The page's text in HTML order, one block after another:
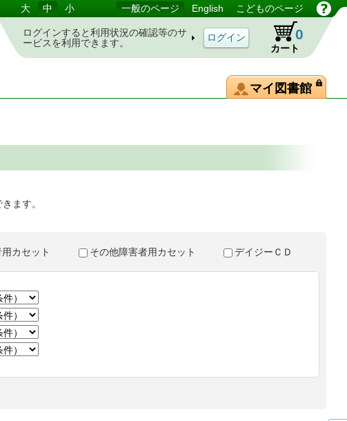
大 中 小 一般のページ English こどものページ
ログインすると利用状況の確認等のサ
ービスを利用できます。
カート
0
マイ図書館
ます。
用カセット その他障害者用カセット デイジーＣＤ